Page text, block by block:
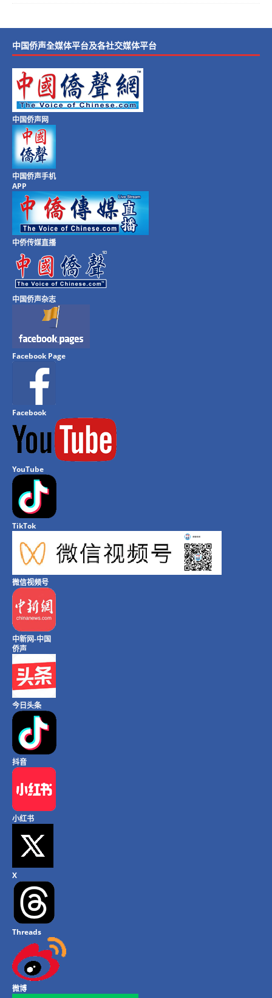
中国侨声全媒体平台及各社交媒体平台
中国侨声网
中国侨声手机
APP
中侨传媒直播
中国侨声杂志
Facebook Page
Facebook
YouTube
TikTok
微信视频号
中新网-中国
侨声
今日头条
抖音
小红书
X
Threads
微博